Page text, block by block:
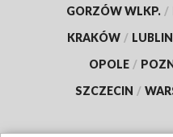
GORZÓW WLKP. /
KRAKÓW / LUBLIN
OPOLE /
SZCZECIN /